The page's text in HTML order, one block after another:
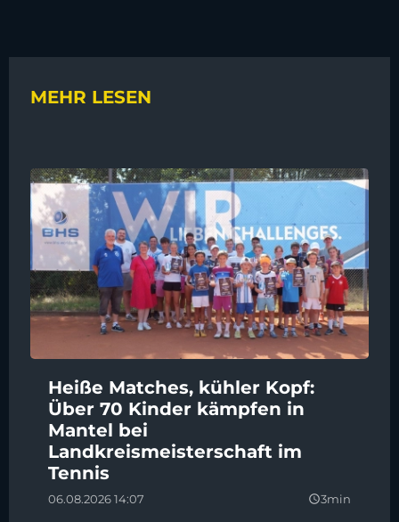
MEHR LESEN
Heiße Matches, kühler Kopf:
Über 70 Kinder kämpfen in
Mantel bei
Landkreismeisterschaft im
Tennis
06.08.2026 14:07 query_builder3min